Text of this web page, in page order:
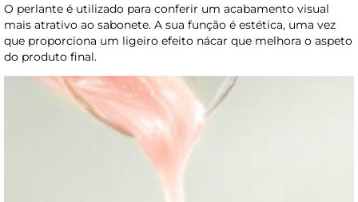
O perlante é utilizado para conferir um acabamento visual
mais atrativo ao sabonete. A sua função é estética, uma vez
que proporciona um ligeiro efeito nácar que melhora o aspeto
do produto final.